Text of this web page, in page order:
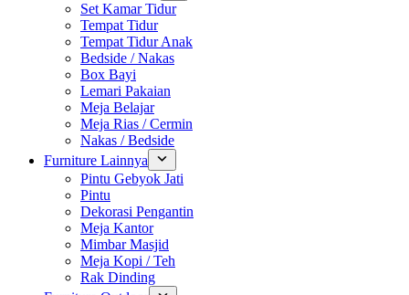
Set Kamar Tidur
Tempat Tidur
Tempat Tidur Anak
Bedside / Nakas
Box Bayi
Lemari Pakaian
Meja Belajar
Meja Rias / Cermin
Nakas / Bedside
Furniture Lainnya
Pintu Gebyok Jati
Pintu
Dekorasi Pengantin
Meja Kantor
Mimbar Masjid
Meja Kopi / Teh
Rak Dinding